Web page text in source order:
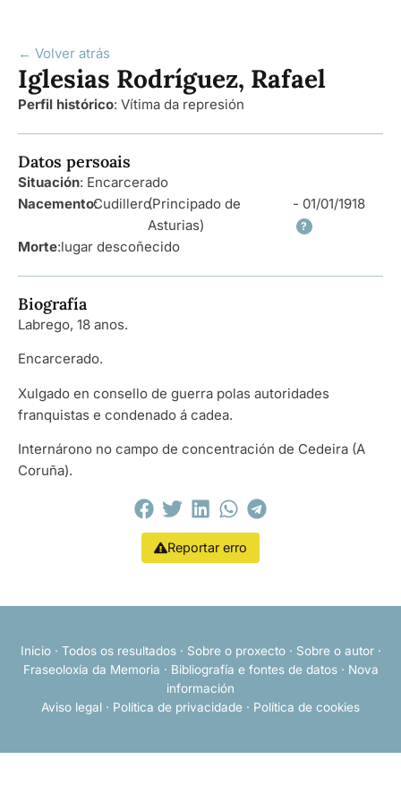
← Volver atrás
Iglesias Rodríguez, Rafael
Perfil histórico: Vítima da represión
Datos persoais
Situación: Encarcerado
Nacemento:
Cudillero(Principado de
Asturias)
- 01/01/1918
?
Morte:lugar descoñecido
Biografía
Labrego, 18 anos.
Encarcerado.
Xulgado en consello de guerra polas autoridades
franquistas e condenado á cadea.
Internárono no campo de concentración de Cedeira (A
Coruña).
Reportar erro
Inicio· Todos os resultados· Sobre o proxecto· Sobre o autor·
Fraseoloxía da Memoria · Bibliografía e fontes de datos· Nova
información
Aviso legal · Política de privacidade · Política de cookies